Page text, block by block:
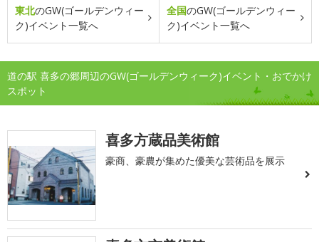
東北のGW(ゴールデンウィー
ク)イベント一覧へ
全国のGW(ゴールデンウィー
ク)イベント一覧へ
道の駅 喜多の郷周辺のGW(ゴールデンウィーク)イベント・おでかけ
スポット
喜多方蔵品美術館
豪商、豪農が集めた優美な芸術品を展示